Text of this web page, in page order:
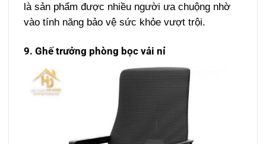
là sản phẩm được nhiều người ưa chuộng nhờ
vào tính năng bảo vệ sức khỏe vượt trội.
9. Ghế trưởng phòng bọc vải nỉ